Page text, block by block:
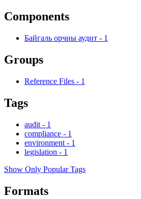
Components
Байгаль орчны аудит - 1
Groups
Reference Files - 1
Tags
audit - 1
compliance - 1
environment - 1
legislation - 1
Show Only Popular Tags
Formats